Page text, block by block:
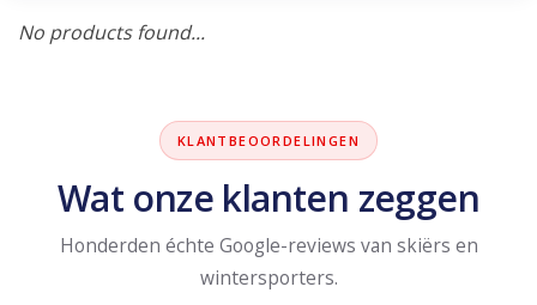
No products found...
KLANTBEOORDELINGEN
Wat onze klanten zeggen
Honderden échte Google-reviews van skiërs en
wintersporters.